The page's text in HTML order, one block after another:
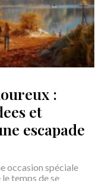
:
et
escapade
occasion spéciale
temps de se